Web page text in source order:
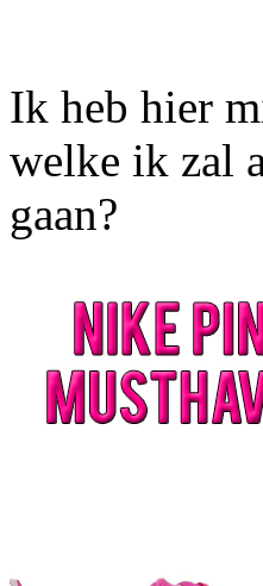
Ik heb hier
welke ik zal
gaan?